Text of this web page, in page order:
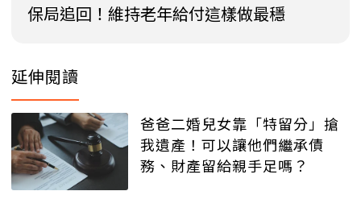
保局追回！維持老年給付這樣做最穩
延伸閱讀
爸爸二婚兒女靠「特留分」搶
我遺產！可以讓他們繼承債
務、財產留給親手足嗎？